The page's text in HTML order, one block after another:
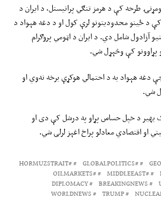
طرحه کې د هرمز تنګي پرانیستل، د ایران د
کې د ځینو محدودیتونو لرې کول او د دغه هېواد د
آزادول شامل دي. د ایران د اټومي پروګرام
پړاوونو کې وڅېړل شي.
دغه هېواد به د احتمالي هوکړې برخه نه‌وي او
شي.
بهیر د خپل حساس پړاو په درشل کې دی او
او اقتصادي معادلو پراخ اغېز لرلی شي.
#GLOBALPOLITICS
#HORMUZSTRAIT
#MIDDLEEAST
#OILMARKETS
BREAKINGNEWS
DIPLOMACY
TRUMP
WORLDNEWS